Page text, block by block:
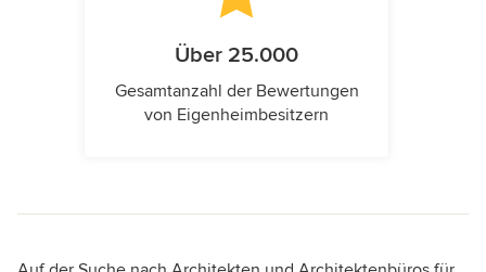
Über 25.000
Gesamtanzahl der Bewertungen
von Eigenheimbesitzern